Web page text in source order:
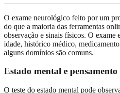
O exame neurológico feito por um
do que a maioria das ferramentas
observação e sinais físicos. O exame
idade, histórico médico,
alguns domínios são comuns.
Estado mental e pensamento
O teste do estado mental pode